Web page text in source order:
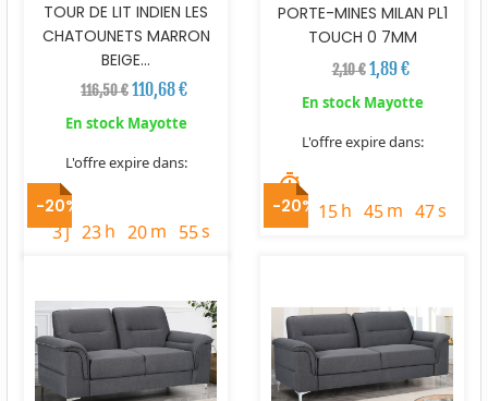
TOUR DE LIT INDIEN LES
CHATOUNETS MARRON
BEIGE...
116,50 €110,68 €
En stock Mayotte
L'offre expire dans:
timer
3j 23h 20m 54s
PORTE-MINES MILAN PL1
TOUCH 0 7MM
2,10 € 1,89 €
En stock Mayotte
L'offre expire dans:
timer
2j 15h 45m 46s
-20% -20%